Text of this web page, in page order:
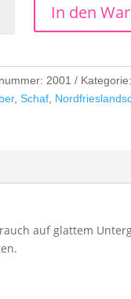
In den
2001 Kategorie:
,Schaf
auf glattem